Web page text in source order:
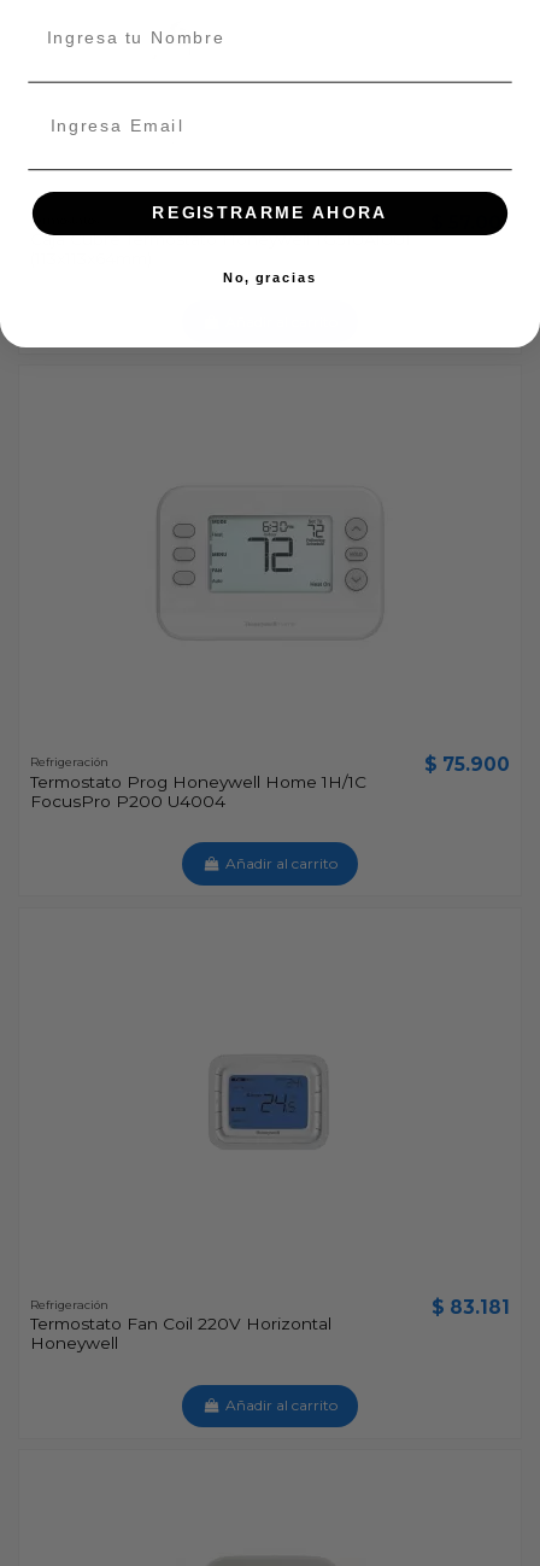
Termostatos
Caja Cubre Termostato Honeywell TG510A1001
$ 57.001
Refrigeración
Termostato Prog Honeywell Home 1H/1C
FocusPro P200 U4004
$ 75.900
Añadir al carrito
Refrigeración
Termostato Fan Coil 220V Horizontal
Honeywell
$ 83.181
Añadir al carrito
REGISTRARME AHORA
No, gracias